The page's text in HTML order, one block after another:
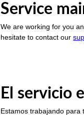
Service
We are working for you
hesitate to contact our
El servicio
Estamos trabajando para